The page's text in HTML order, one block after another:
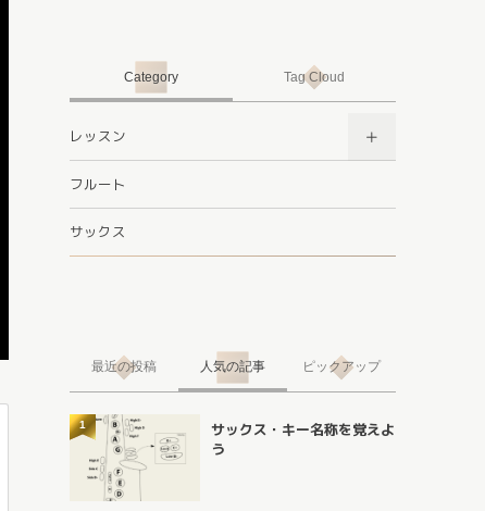
Category Tag Cloud
レッスン
フルート
サックス
最近の投稿 人気の記事 ピックアップ
サックス・キー名称を覚えよ
う
1